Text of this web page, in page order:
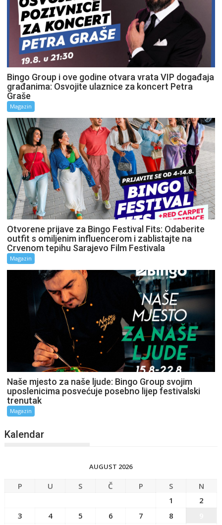
Bingo Group i ove godine otvara vrata VIP događaja
građanima: Osvojite ulaznice za koncert Petra
Graše
Magazin
Otvorene prijave za Bingo Festival Fits: Odaberite
outfit s omiljenim influencerom i zablistajte na
Crvenom tepihu Sarajevo Film Festivala
Magazin
Naše mjesto za naše ljude: Bingo Group svojim
uposlenicima posvećuje posebno lijep festivalski
trenutak
Magazin
Kalendar
AUGUST 2026
P U S Č P S
N
1
2
3
4 5 6 7 8